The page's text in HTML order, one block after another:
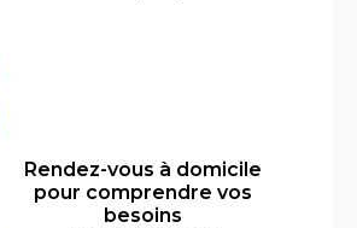
Rendez-vous à domicile
pour comprendre vos
besoins